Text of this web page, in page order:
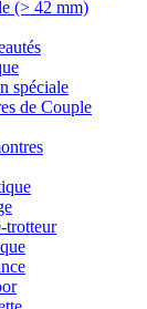
(> 42 mm)
spéciale
de Couple
trotteur